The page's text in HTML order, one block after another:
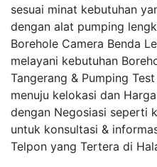
sesuai minat kebutuhan
dengan alat pumping
Borehole Camera Benda
melayani kebutuhan
Tangerang & Pumping
menuju kelokasi dan
dengan Negosiasi seperti
untuk konsultasi &
Telpon yang Tertera di